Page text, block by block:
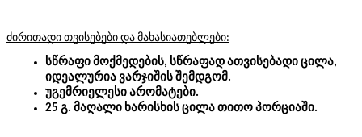
ძირითადი თვისებები და მახასიათებლები:
სწრაფი მოქმედების, სწრაფად ათვისებადი ცილა,
იდეალურია ვარჯიშის შემდგომ.
უგემრიელესი არომატები.
25 გ. მაღალი ხარისხის ცილა თითო პორციაში.